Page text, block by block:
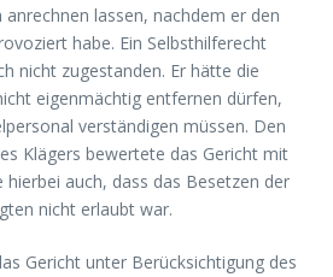
lassen, nachdem er den
habe. Ein Selbsthilferecht
nicht zugestanden. Er hätte die
eigenmächtig entfernen dürfen,
verständigen müssen. Den
Klägers bewertete das Gericht mit
hierbei auch, dass das Besetzen der
nicht erlaubt war.
Gericht unter Berücksichtigung des